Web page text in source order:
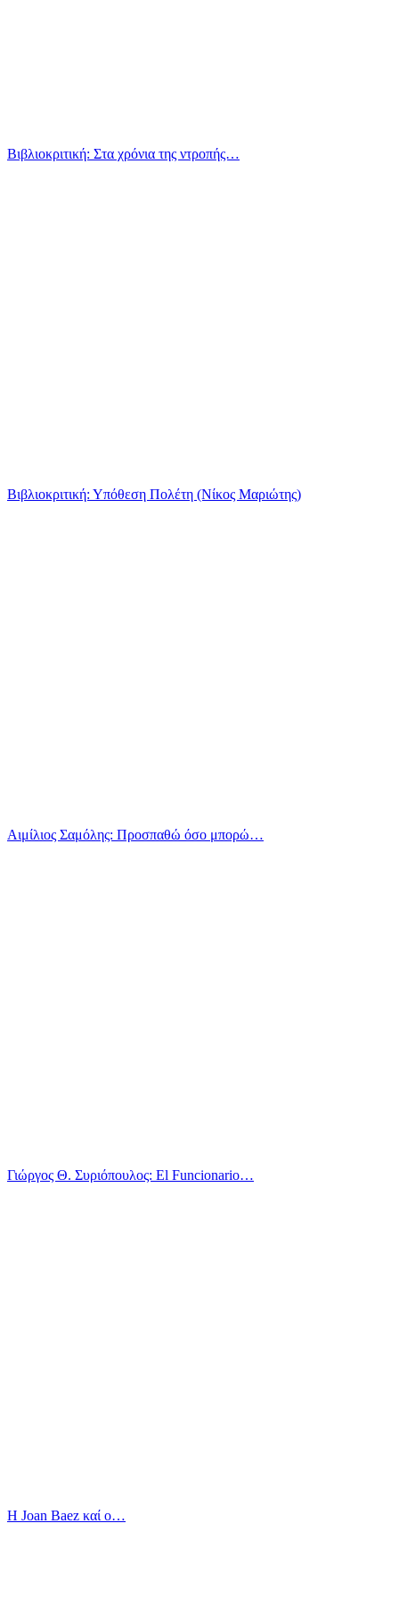
Βιβλιοκριτική: Στα χρόνια της ντροπής…
Βιβλιοκριτική: Υπόθεση Πολέτη (Νίκος Μαριώτης)
Αιμίλιος Σαμόλης: Προσπαθώ όσο μπορώ…
Γιώργος Θ. Συριόπουλος: El Funcionario…
Η Joan Baez καί ο…